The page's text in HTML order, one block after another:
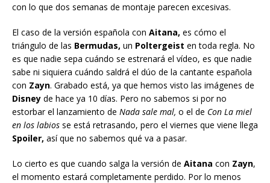
con lo que dos semanas de montaje parecen excesivas.
El caso de la versión española con Aitana, es cómo el
triángulo de las Bermudas, un Poltergeist en toda regla. No
es que nadie sepa cuándo se estrenará el vídeo, es que nadie
sabe ni siquiera cuándo saldrá el dúo de la cantante española
con Zayn. Grabado está, ya que hemos visto las imágenes de
Disney de hace ya 10 días. Pero no sabemos si por no
estorbar el lanzamiento de Nada sale mal, o el de Con La miel
en los labios se está retrasando, pero el viernes que viene llega
Spoiler, así que no sabemos qué va a pasar.
Lo cierto es que cuando salga la versión de Aitana con Zayn,
el momento estará completamente perdido. Por lo menos